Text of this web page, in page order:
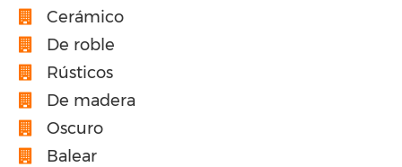
Cerámico
De roble
Rústicos
De madera
Oscuro
Balear